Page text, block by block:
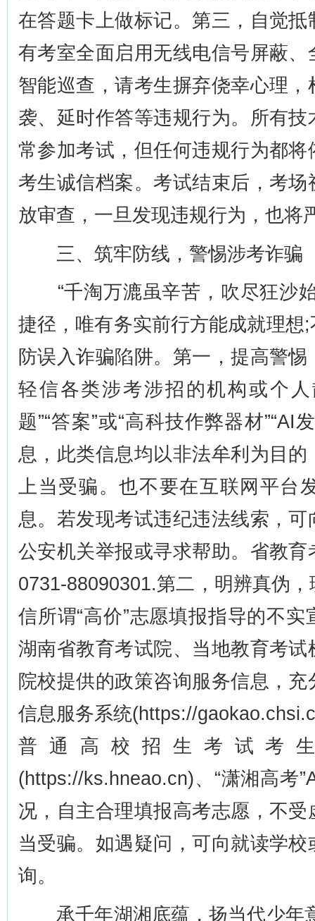
在答题卡上做标记。第三，自觉
有考室全面启用无线电信号屏蔽
智能巡查，请考生摒弃侥幸心理
袭、延时作答等违规行为。所有
常参加考试，但任何违规行为都
考生诚信档案。考试结束后，考
放审查，一旦发现违规行为，也将
三、筑牢防线，警惕涉考诈骗
“千淘万漉虽辛苦，吹尽狂沙始
捷径，唯有务实前行方能成就理想
防误入诈骗陷阱。第一，提高警
轻信各类涉考涉招的机构或个人
题”“答案”或“高科技作弊器材”“AI
息，此类信息均以非法牟利为目
上当受骗。也不要在互联网平台
息。若发现考试违纪违法线索，
公安机关举报或寻求帮助。省教
0731-88090301.第二，明辨真伪
信所谓“高价”志愿填报指导的不
湖南省教育考试院、当地教育考
院校提供的政策咨询服务信息，
信息服务系统(https://
普通高校招生考试考
(https://ks.hneao.cn)、“潇湘高考
况，自主合理填报高考志愿，不
当受骗。如遇疑问，可向就读学
询。
承千年湖湘底蕴，扬当代少年